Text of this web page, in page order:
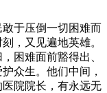
于压倒一切困难而
，又见遍地英雄。
困难面前豁得出、
众生。他们中间，
院院长，有永远无